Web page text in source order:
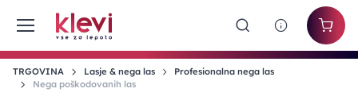
TRGOVINA Lasje & nega las
Profesionalna nega las
Nega poškodovanih las